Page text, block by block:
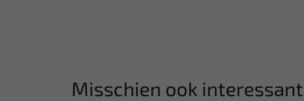
Misschien ook